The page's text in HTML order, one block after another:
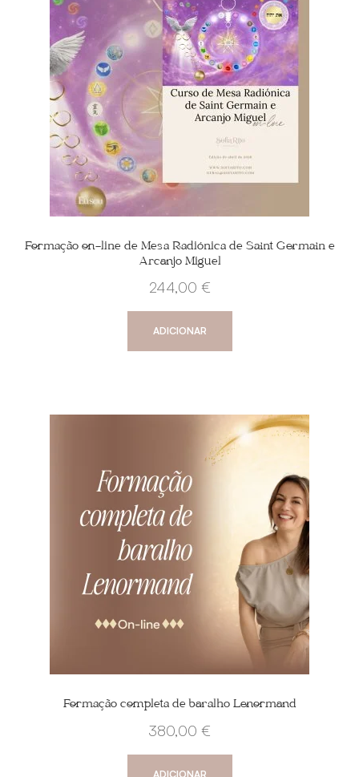
Formação on-line de Mesa Radiónica de Saint Germain e
Arcanjo Miguel
244,00 €
ADICIONAR
Formação completa de baralho Lenormand
380,00 €
ADICIONAR